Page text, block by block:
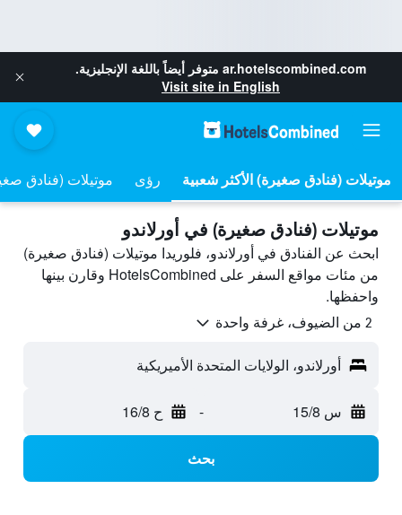
ar.hotelscombined.com متوفر أيضاً باللغة الإنجليزية.
Visit site in English
موتيلات (فنادق صغيرة) الأكثر شعبية رؤى موتيلات (فنادق
موتيلات (فنادق صغيرة) في أورلاندو
ابحث عن الفنادق في أورلاندو، فلوريدا موتيلات (فنادق صغيرة)
من مئات مواقع السفر على HotelsCombined وقارن بينها
واحفظها.
2 من الضيوف، غرفة واحدة
أورلاندو، الولايات المتحدة الأميريكية
س 15/8 - ح 16/8
بحث